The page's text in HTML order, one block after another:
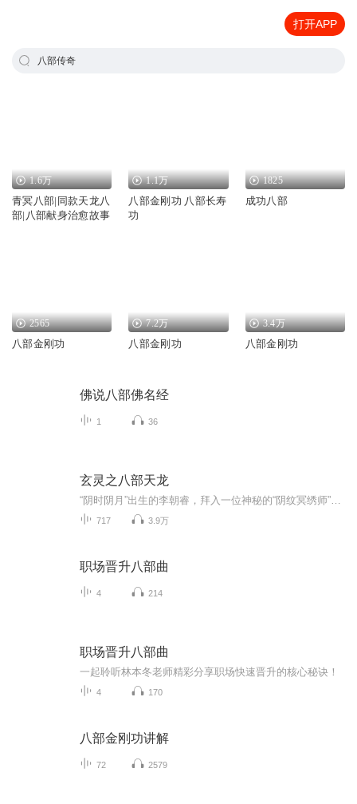
打开APP
八部传奇
1.6万
青冥八部|同款天龙八
部|八部献身治愈故事
1.1万
八部金刚功 八部长寿
功
1825
成功八部
2565
八部金刚功
7.2万
八部金刚功
3.4万
八部金刚功
佛说八部佛名经
1 36
玄灵之八部天龙
717 3.9万
职场晋升八部曲
4 214
职场晋升八部曲
一起聆听林本冬老师精彩分享职场快速晋升的核心秘诀！
4 170
八部金刚功讲解
72 2579